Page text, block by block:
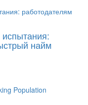
найм